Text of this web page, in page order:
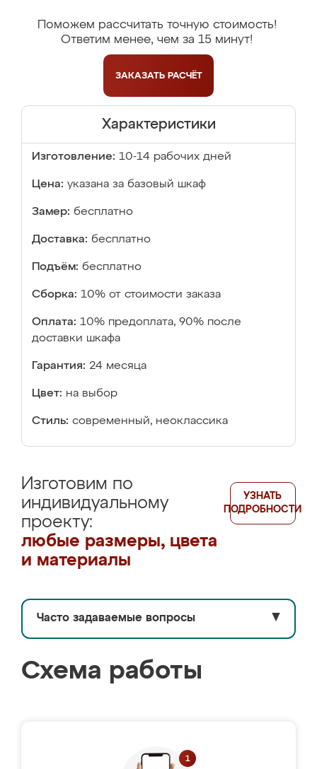
Поможем рассчитать точную стоимость!
Ответим менее, чем за 15 минут!
ЗАКАЗАТЬ РАСЧЁТ
Характеристики
Изготовление: 10-14 рабочих дней
Цена: указана за базовый шкаф
Замер: бесплатно
Доставка: бесплатно
Подъём: бесплатно
Сборка: 10% от стоимости заказа
Оплата: 10% предоплата, 90% после
доставки шкафа
Гарантия: 24 месяца
Цвет: на выбор
Стиль: современный, неоклассика
Изготовим по
индивидуальному
проекту:
любые размеры, цвета
и материалы
УЗНАТЬ
ПОДРОБНОСТИ
Часто задаваемые вопросы ▼
Схема работы